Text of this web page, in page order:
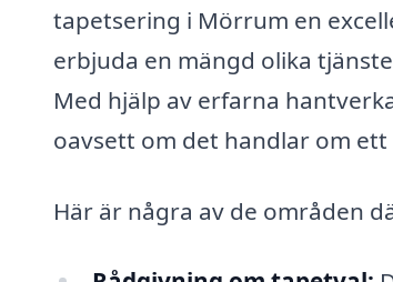
tapetsering i Mörrum en
erbjuda en mängd olika
Med hjälp av erfarna
oavsett om det handlar om
Här är några av de områden